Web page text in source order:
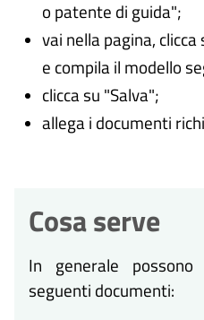
o patente di guida";
vai nella pagina,
e compila il modello
clicca su "Salva";
allega i documenti
Cosa serve
In generale
seguenti documenti: